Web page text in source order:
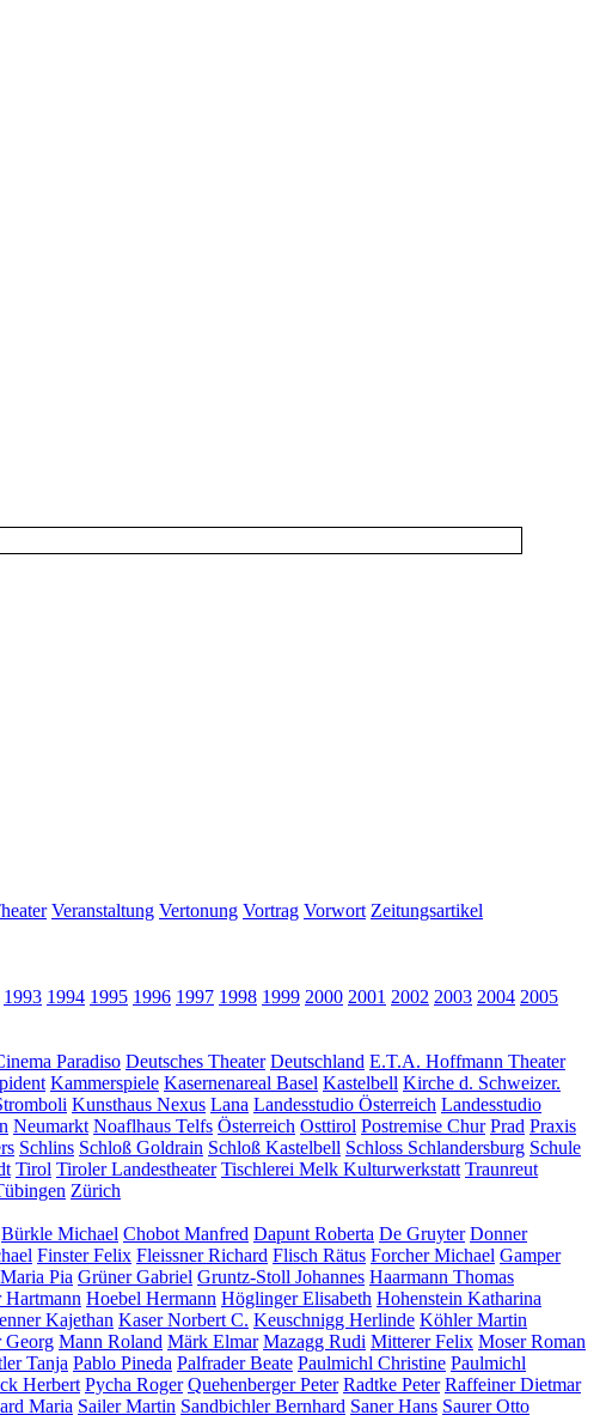
Veranstaltung Vertonung Vortrag Vorwort Zeitungsartikel
1993 1994 1995 1996 1997 1998 1999 2000 2001 2002 2003 2004 2005
Paradiso Deutsches Theater Deutschland E.T.A. Hoffmann Theater
Kammerspiele Kasernenareal Basel Kastelbell Kirche d. Schweizer.
Kunsthaus Nexus Lana Landesstudio Österreich Landesstudio
Neumarkt Noaflhaus Telfs Österreich Osttirol Postremise Chur Prad Praxis
Schlins Schloß Goldrain Schloß Kastelbell Schloss Schlandersburg Schule
Tirol Tiroler Landestheater Tischlerei Melk Kulturwerkstatt Traunreut
Zürich
Bürkle Michael Chobot Manfred Dapunt Roberta De Gruyter Donner
Finster Felix Fleissner Richard Flisch Rätus Forcher Michael Gamper
Pia Grüner Gabriel Gruntz-Stoll Johannes Haarmann Thomas
Hartmann Hoebel Hermann Höglinger Elisabeth Hohenstein Katharina
Kajethan Kaser Norbert C. Keuschnigg Herlinde Köhler Martin
Georg Mann Roland Märk Elmar Mazagg Rudi Mitterer Felix Moser Roman
Tanja Pablo Pineda Palfrader Beate Paulmichl Christine Paulmichl
Herbert Pycha Roger Quehenberger Peter Radtke Peter Raffeiner Dietmar
Maria Sailer Martin Sandbichler Bernhard Saner Hans Saurer Otto